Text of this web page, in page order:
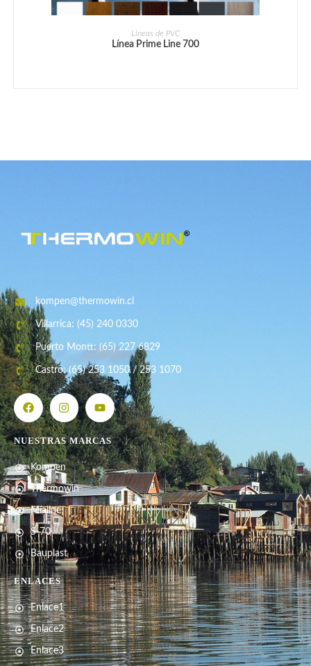
Lineas de PVC
Línea Prime Line 700
kompen@thermowin.cl
Villarrica: (45) 240 0330
Puerto Montt: (65) 227 6829
Castro: (65) 253 1050 / 253 1070
NUESTRAS MARCAS
Kompen
Thermowin
Míaline
S-70
Bauplast
ENLACES
Enlace1
Enlace2
Enlace3